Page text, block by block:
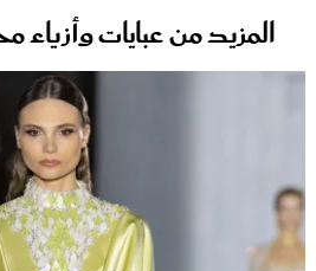
المزيد من عبايات وأزياء